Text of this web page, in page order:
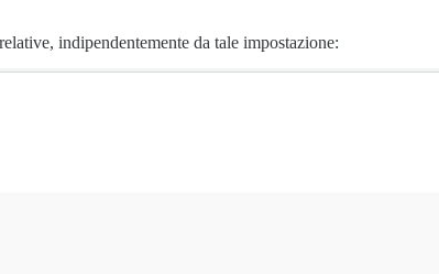
indipendentemente da tale impostazione: